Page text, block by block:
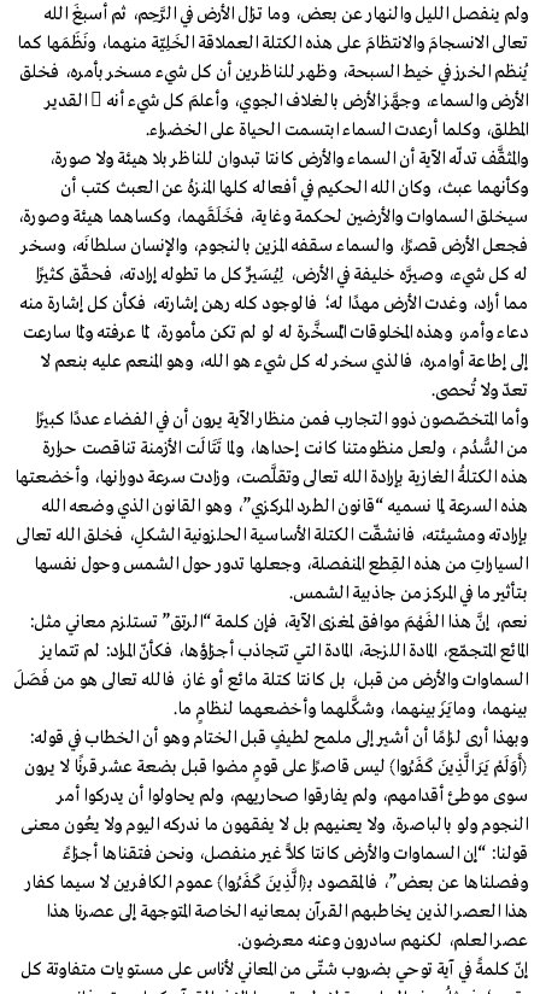
ولم ينفصل الليل والنهار عن بعض، وما تزال الأرض في الرَّحِم، ثم أسبغَ الله
تعالى الانسجامَ والانتظامَ على هذه الكتلة العملاقة الخَلِيّة منهما، ونَظَمَها كما
يُنظم الخرز في خيط السبحة، وظهر للناظرين أن كل شيء مسخر بأمره، فخلق
الأرض والسماء، وجهَّز الأرض بالغلاف الجوي، وأعلمَ كل شيء أنه  القدير
المطلق، وكلما أرعدت السماء ابتسمت الحياة على الخضراء.
والمثقَّف تدلّه الآية أن السماء والأرض كانتا تبدوان للناظر بلا هيئة ولا صورة،
وكأنهما عبث، وكان الله الحكيم في أفعاله كلها المنزهُ عن العبث كتب أن
سيخلق السماوات والأرضين لحكمة وغاية، فخَلَقَهما، وكساهما هيئة وصورة،
فجعل الأرض قصرًا، والسماء سقفه المزين بالنجوم، والإنسان سلطانَه، وسخر
له كل شيء، وصيَّره خليفة في الأرض، لِيُسَيِّرَ كل ما تطوله إرادته، فحقّق كثيرًا
مما أراد، وغدت الأرض مهدًا له؛ فالوجود كله رهن إشارته، فكأن كل إشارة منه
دعاء وأمر، وهذه المخلوقات المُسخَّرة له لو لم تكن مأمورة، لَمَا عرفته ولَمَا سارعت
إلى إطاعة أوامره، فالذي سخر له كل شيء هو الله، وهو المنعم عليه بنعم لا
تعدّ ولا تُحصى.
وأما المتخصّصون ذوو التجارب فمن منظار الآية يرون أن في الفضاء عددًا كبيرًا
من السُّدُم ، ولعل منظومتنا كانت إحداها، ولما تَتَالَت الأزمنة تناقصت حرارة
هذه الكتلةُ الغازية بإرادة الله تعالى وتقلَّصت، وزادت سرعة دورانها، وأخضعتها
هذه السرعة لِما نسميه “قانون الطرد المركزي”، وهو القانون الذي وضعه الله
بإرادته ومشيئته، فانشقّت الكتلة الأساسية الحلزونية الشكلِ، فخلق الله تعالى
السياراتِ من هذه القِطع المنفصلة، وجعلها تدور حول الشمس وحول نفسها
بـتأثيرِ ما في المركز من جاذبية الشمس.
نعم، إنَّ هذا الفَهْمَ موافق لمغزى الآية، فإن كلمة “الرتق” تستلزم معاني مثل:
المائع المتجمّع، المادة اللزجة، المادة التي تتجاذب أجزاؤها، فكأنّ المراد: لم تتمايز
السماوات والأرض من قبل، بل كانتا كتلة مائع أو غاز، فالله تعالى هو من فَصَلَ
بينهما، ومايَزَ بينهما، وشكَّلهما وأخضعهما لنظامٍ ما.
وبهذا أرى لزامًا أن أشير إلى ملمح لطيفٍ قبل الختام وهو أن الخطاب في قوله:
﴿أَوَلَمْ يَرَ الَّذِينَ كَفَرُوا﴾ ليس قاصرًا على قومٍ مضوا قبل بضعة عشر قرنًا لا يرون
سوى موطئ أقدامهم، ولم يفارقوا صحاريهم، ولم يحاولوا أن يدركوا أمر
النجوم ولو بالباصرة، ولا يعنيهم بل لا يفقهون ما ندركه اليوم ولا يعُون معنى
قولنا: “إن السماوات والأرض كانتا كلًّا غير منفصل، ونحن فتقناها أجزاءً
وفصلناها عن بعض”، فالمقصود بـ﴿الَّذِينَ كَفَرُوا﴾ عموم الكافرين لا سيما كفار
هذا العصر الذين يخاطبهم القرآن بمعانيه الخاصة المتوجهة إلى عصرنا هذا
عصر العلم، لكنهم سادرون وعنه معرضون.
إنّ كلمةً في آية توحي بضروب شتّى من المعاني لأناس على مستويات متفاوتة كل